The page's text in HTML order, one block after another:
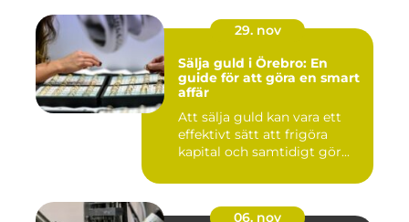
29. nov
Sälja guld i Örebro: En
guide för att göra en smart
affär
Att sälja guld kan vara ett
effektivt sätt att frigöra
kapital och samtidigt gör...
06. nov